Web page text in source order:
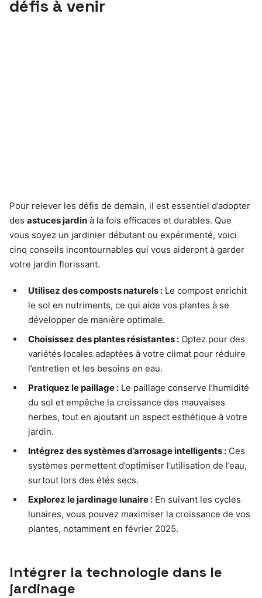
défis à venir
Pour relever les défis de demain, il est essentiel d’adopter
des astuces jardin à la fois efficaces et durables. Que
vous soyez un jardinier débutant ou expérimenté, voici
cinq conseils incontournables qui vous aideront à garder
votre jardin florissant.
Utilisez des composts naturels : Le compost enrichit
le sol en nutriments, ce qui aide vos plantes à se
développer de manière optimale.
Choisissez desplantes résistantes : Optez pour des
variétés locales adaptées à votre climat pour réduire
l’entretien et les besoins en eau.
Pratiquez le paillage : Le paillage conserve l’humidité
du sol et empêche la croissance des mauvaises
herbes, tout en ajoutant un aspect esthétique à votre
jardin.
Intégrez des systèmes d’arrosage intelligents : Ces
systèmes permettent d’optimiser l’utilisation de l’eau,
surtout lors des étés secs.
Explorez le jardinage lunaire : En suivant les cycles
lunaires, vous pouvez maximiser la croissance de vos
plantes, notamment en février 2025.
Intégrer la technologie dans le
jardinage